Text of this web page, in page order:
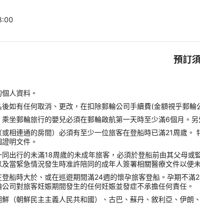
預訂
人資料。
如有任何取消、更改，在扣除郵輪公司手續費(金額視乎郵
坐郵輪旅行的嬰兒必須在郵輪啟航第一天時至少滿6個月。
相連通的房間）必須有至少一位旅客在登船時已滿21周歲
明文件。
出行的未滿18周歲的未成年旅客，必須於登船前由其父母
當緊急情況發生時准許陪同的成年人簽署相關醫療文件以便
船時大於、或在巡遊期間滿24週的懷孕旅客登船。孕期不
司對旅客妊娠期間發生的任何妊娠並發症不承擔任何責任。
（朝鮮民主主義人民共和國）、古巴、蘇丹、敘利亞、伊朗